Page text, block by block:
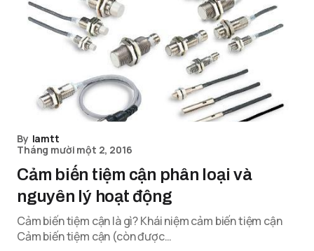
By lamtt
Tháng mười một 2, 2016
Cảm biến tiệm cận phân loại và
nguyên lý hoạt động
Cảm biến tiệm cận là gì? Khái niệm cảm biến tiệm cận
Cảm biến tiệm cận (còn được…